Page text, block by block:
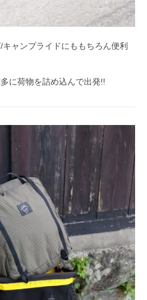
ャンプライドにももちろん便利
に荷物を詰め込んで出発!!